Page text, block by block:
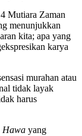
Mutiara Zaman
menunjukkan
kita; apa yang
karya
murahan atau
tidak layak
harus
Hawa yang